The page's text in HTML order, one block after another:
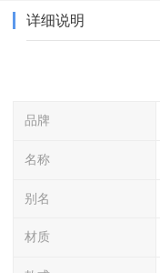
详细说明
品牌
名称
别名
材质